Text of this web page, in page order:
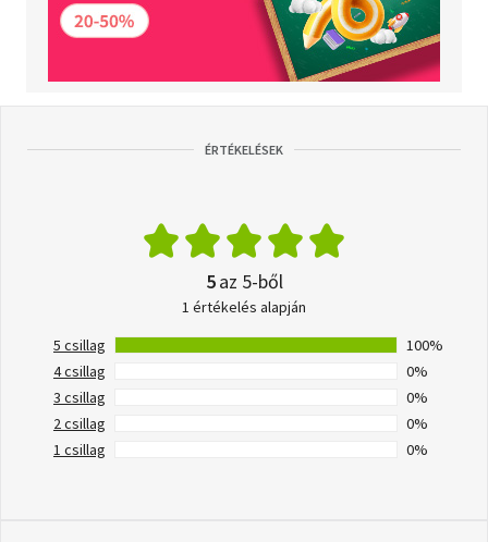
ÉRTÉKELÉSEK
5az 5-ből
1 értékelés alapján
5 csillag
100%
4 csillag
0%
3 csillag
0%
2 csillag
0%
1 csillag
0%